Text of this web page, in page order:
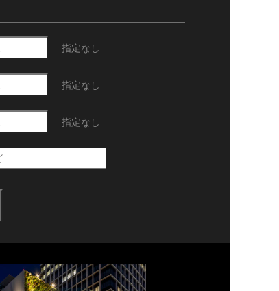
指定なし
指定なし
指定なし